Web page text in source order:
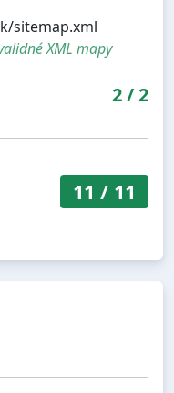
sitemap.xml
XML mapy
2/2
11 / 11